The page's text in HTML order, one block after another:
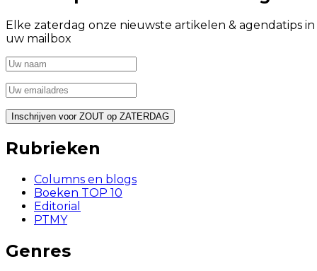
Elke zaterdag onze nieuwste artikelen & agendatips in
uw mailbox
Rubrieken
Columns en blogs
Boeken TOP 10
Editorial
PTMY
Genres